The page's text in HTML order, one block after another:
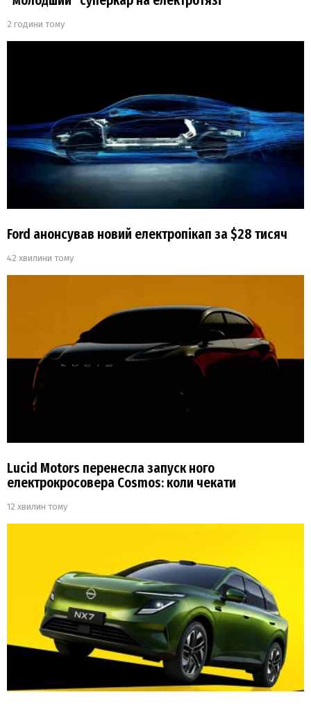
2 години тому
Ford анонсував новий електропікап за $28 тисяч
42 хвилини тому
Lucid Motors перенесла запуск ного
електрокросовера Cosmos: коли чекати
12 хвилин тому